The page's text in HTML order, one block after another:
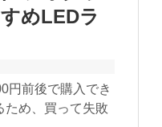
めLEDラ
円前後で購入でき
ため、買って失敗